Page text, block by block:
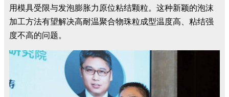
用模具受限与发泡膨胀力原位粘结颗粒。这种新颖的泡沫
加工方法有望解决高耐温聚合物珠粒成型温度高、粘结强
度不高的问题。